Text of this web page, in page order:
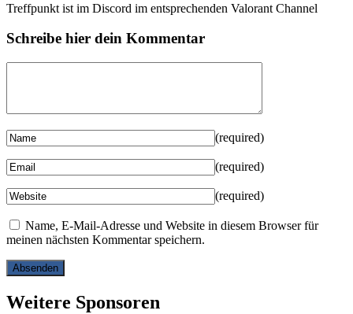
Treffpunkt ist im Discord im entsprechenden Valorant Channel
Schreibe hier dein Kommentar
(required)
(required)
(required)
Name, E-Mail-Adresse und Website in diesem Browser für
meinen nächsten Kommentar speichern.
Weitere Sponsoren